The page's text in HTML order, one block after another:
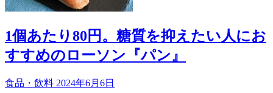
1個あたり80円。糖質を抑えたい人にお
すすめのローソン『パン』
食品・飲料 2024年6月6日